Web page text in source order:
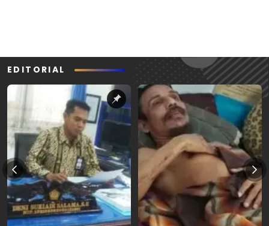
EDITORIAL